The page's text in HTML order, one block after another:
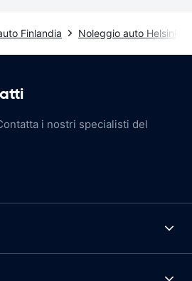
Finlandia Noleggio auto Helsinki
i nostri specialisti del